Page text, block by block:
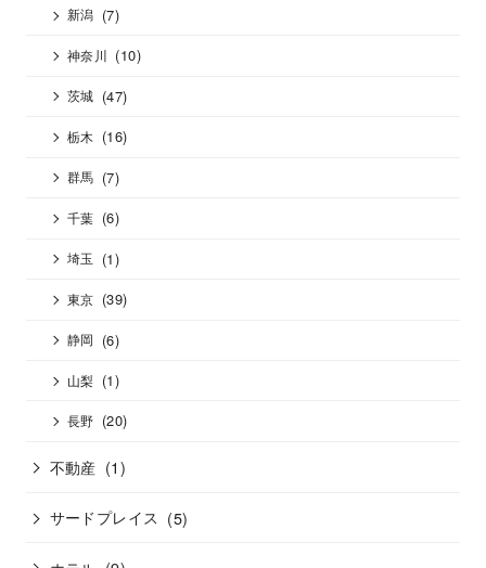
新潟 (7)
神奈川 (10)
茨城 (47)
栃木 (16)
群馬 (7)
千葉 (6)
埼玉 (1)
東京 (39)
静岡 (6)
山梨 (1)
長野 (20)
不動産 (1)
サードプレイス (5)